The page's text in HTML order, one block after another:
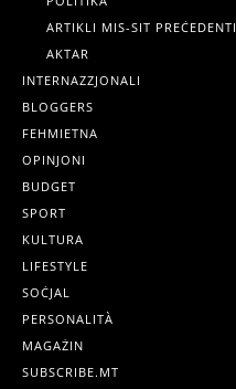
ARTIKLI MIS-SIT PREĊEDENTI
AKTAR
INTERNAZZJONALI
BLOGGERS
FEHMIETNA
OPINJONI
BUDGET
SPORT
KULTURA
LIFESTYLE
SOĊJAL
PERSONALITÀ
MAGAŻIN
SUBSCRIBE.MT